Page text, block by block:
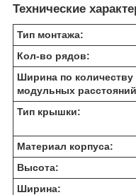
Технические
Тип монтажа:
Кол-во рядов:
Ширина по количеству
модульных
Тип крышки:
Материал корпуса:
Высота:
Ширина: